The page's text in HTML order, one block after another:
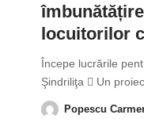
locuitorilor
Începe lucrările
Şindriliţa  Un
Popescu